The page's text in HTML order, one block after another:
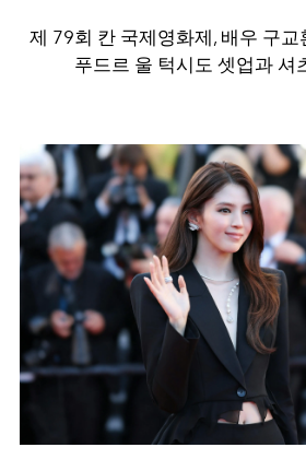
제 79회 칸 국제영화제, 배우 구
푸드르 울 턱시도 셋업과 셔